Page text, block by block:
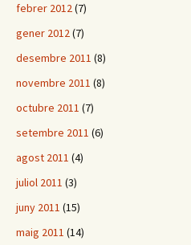
febrer 2012(7)
gener 2012(7)
desembre 2011 (8)
novembre 2011 (8)
octubre 2011 (7)
setembre 2011 (6)
agost 2011 (4)
juliol 2011 (3)
juny 2011 (15)
maig 2011 (14)